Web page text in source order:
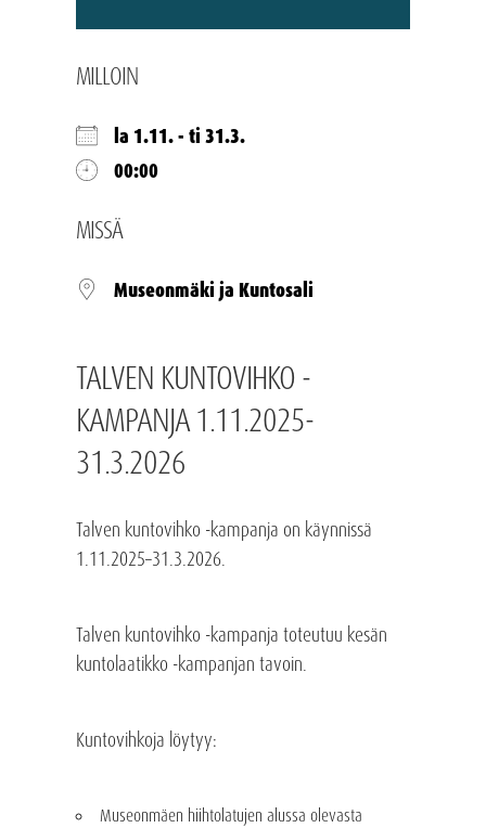
MILLOIN
la 1.11. - ti 31.3.
00:00
MISSÄ
Museonmäki ja Kuntosali
TALVEN KUNTOVIHKO -
KAMPANJA 1.11.2025-
31.3.2026
Talven kuntovihko -kampanja on käynnissä
1.11.2025–31.3.2026.
Talven kuntovihko -kampanja toteutuu kesän
kuntolaatikko -kampanjan tavoin.
Kuntovihkoja löytyy:
Museonmäen hiihtolatujen alussa olevasta